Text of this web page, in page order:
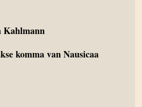
Kahlmann
komma van Nausicaa